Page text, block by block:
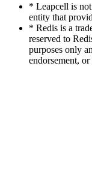
* Leapcell is
entity that
* Redis is a
reserved to
purposes only
endorsement,